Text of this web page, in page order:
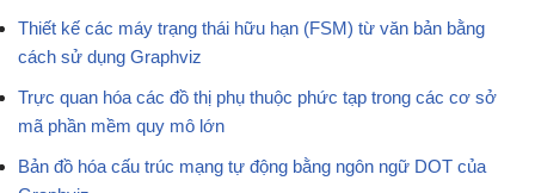
Thiết kế các máy trạng thái hữu hạn (FSM) từ văn bản bằng
cách sử dụng Graphviz
Trực quan hóa các đồ thị phụ thuộc phức tạp trong các cơ sở
mã phần mềm quy mô lớn
Bản đồ hóa cấu trúc mạng tự động bằng ngôn ngữ DOT của